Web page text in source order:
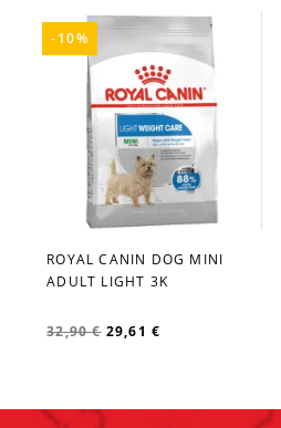
favorite_border
ROYAL CANIN DOG MINI
ADULT LIGHT 3K
32,90 € 29,61 €
-10%